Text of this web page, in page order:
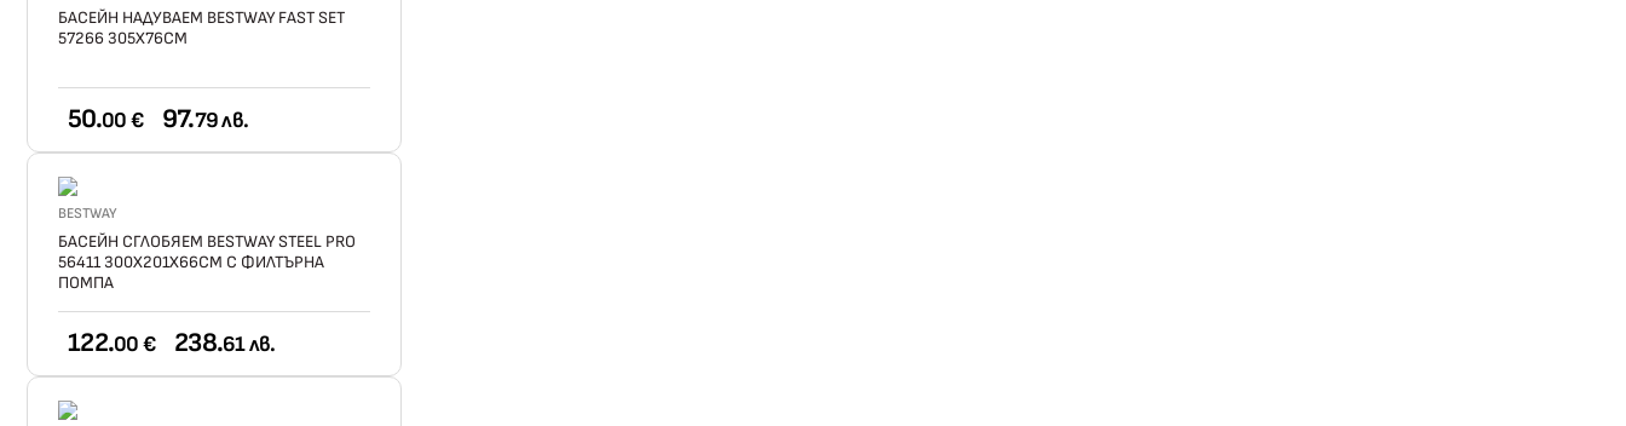
БАСЕЙН НАДУВАЕМ BESTWAY FAST SET
57266 305Х76СМ
50.00 € 97.79 лв.
BESTWAY
БАСЕЙН СГЛОБЯЕМ BESTWAY STEEL PRO
56411 300X201X66СМ С ФИЛТЪРНА
ПОМПА
122.00 € 238.61 лв.